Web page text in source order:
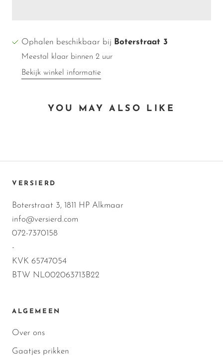
Ophalen beschikbaar bij Boterstraat 3
Meestal klaar binnen 2 uur
Bekijk winkel informatie
YOU MAY ALSO LIKE
VERSIERD
Boterstraat 3, 1811 HP Alkmaar
info@versierd.com
072-7370158
-
KVK 65747054
BTW NL002063713B22
ALGEMEEN
Over ons
Gaatjes prikken